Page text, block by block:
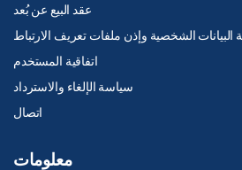
عقد البيع عن بُعد
الشخصية وإذن ملفات تعريف الارتباط
اتفاقية المستخدم
سياسة الإلغاء والاسترداد
اتصال
معلومات